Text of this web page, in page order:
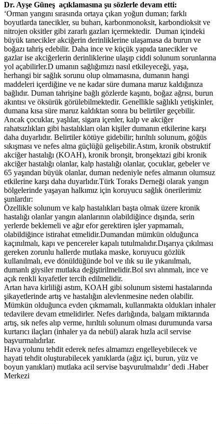
Dr. Ayşe Güneş açıklamasına şu sözlerle devam etti:
‘Orman yangını sırasında ortaya çıkan yoğun duman; farklı
boyutlarda tanecikler, su buharı, karbonmonoksit, karbondioksit ve
nitrojen oksitler gibi zararlı gazları içermektedir. Duman içindeki
büyük tanecikler akciğerin derinliklerine ulaşamasa da burun ve
boğazı tahriş edebilir. Daha ince ve küçük yapıda tanecikler ve
gazlar ise akciğerlerin derinliklerine ulaşıp ciddi solunum sorunlarına
yol açabilirler.D umanın sağlığımızı nasıl etkileyeceği, yaşa,
herhangi bir sağlık sorunu olup olmamasına, dumanın hangi
maddeleri içerdiğine ve ne kadar süre dumana maruz kaldığınıza
bağlıdır. Duman tahrişine bağlı gözlerde kaşıntı, boğaz ağrısı, burun
akıntısı ve öksürük görülebilmektedir. Genellikle sağlıklı yetişkinler,
dumana kısa süre maruz kaldıktan sonra bu belirtiler geçebilir.
Ancak çocuklar, yaşlılar, sigara içenler, kalp ve akciğer
rahatsızlıkları gibi hastalıkları olan kişiler dumanın etkilerine karşı
daha duyarlıdır. Belirtiler kötüye gidebilir; hırıltılı solunum, göğüs
sıkışması ve nefes alma güçlüğü gelişebilir.Astım, kronik obstruktif
akciğer hastalığı (KOAH), kronik bronşit, bronşektazi gibi kronik
akciğer hastalığı olanlar, kalp hastalığı olanlar, çocuklar, gebeler ve
65 yaşından büyük olanlar, duman nedeniyle nefes almanın olumsuz
etkilerine karşı daha duyarlıdır.Türk Toraks Derneği olarak yangın
bölgelerinde yaşayan halkımız için koruyucu sağlık önerilerimiz
şunlardır:
Özellikle solunum ve kalp hastalıkları başta olmak üzere kronik
hastalığı olanlar yangın alanlarının olabildiğince dışında, serin
yerlerde beklemeli ve ağır efor gerektiren işler yapmamalı,
olabildiğince istirahat etmelidir.Dumandan mümkün olduğunca
kaçınılmalı, kapı ve pencereler kapalı tutulmalıdır.Dışarıya çıkılması
gereken zorunlu hallerde mutlaka maske, koruyucu gözlük
kullanılmalı, eve dönüldüğünde bol ve ılık su ile yıkanılmalı,
dumanlı giysiler mutlaka değiştirilmelidir.Bol sıvı alınmalı, ince ve
açık renkli kıyafetler tercih edilmelidir.
Artan hava kirliliği astım, KOAH gibi solunum sistemi hastalarında
şikayetlerinde artış ve hastalığın alevlenmesine neden olabilir.
Mümkün olduğunca evden çıkmamalı, kullanmakta oldukları inhaler
tedavilere devam etmelidirler. Nefes darlığında, balgam miktarında
artış, sık nefes alıp verme, hırıltılı solunum olması durumunda varsa
kurtarıcı ilaçları (inhaler ya da nebül) alarak hızla acil servise
başvurmalıdırlar.
Hava yolunu tehdit ederek nefes almamızı engelleyebilecek ve
hayati tehdit oluşturabilecek yanıklarda (ağız içi, burun, yüz ve
boyun yanıkları) mutlaka acil servise başvurulmalıdır’ dedi .Haber
Merkezi